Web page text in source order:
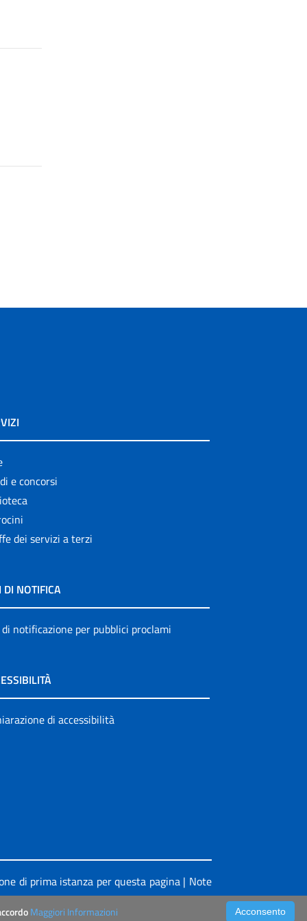
e concorsi
dei servizi a terzi
DI NOTIFICA
notificazione per pubblici proclami
di accessibilità
di prima istanza per questa pagina| Note
Acconsento
Maggiori Informazioni